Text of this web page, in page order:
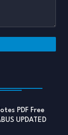
PDF Free
UPDATED